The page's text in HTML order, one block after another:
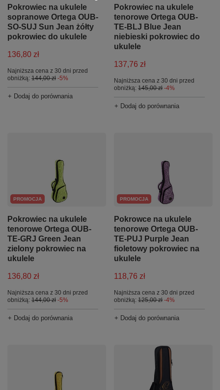
Pokrowiec na ukulele
sopranowe Ortega OUB-
SO-SUJ Sun Jean żółty
pokrowiec do ukulele
136,80 zł
Najniższa cena z 30 dni przed
obniżką: 144,00 zł -5%
+ Dodaj do porównania
Pokrowiec na ukulele
tenorowe Ortega OUB-
TE-BLJ Blue Jean
niebieski pokrowiec do
ukulele
137,76 zł
Najniższa cena z 30 dni przed
obniżką: 145,00 zł -4%
+ Dodaj do porównania
PROMOCJA
Pokrowiec na ukulele
tenorowe Ortega OUB-
TE-GRJ Green Jean
zielony pokrowiec na
ukulele
136,80 zł
Najniższa cena z 30 dni przed
obniżką: 144,00 zł -5%
+ Dodaj do porównania
PROMOCJA
Pokrowce na ukulele
tenorowe Ortega OUB-
TE-PUJ Purple Jean
fioletowy pokrowiec na
ukulele
118,76 zł
Najniższa cena z 30 dni przed
obniżką: 125,00 zł -4%
+ Dodaj do porównania